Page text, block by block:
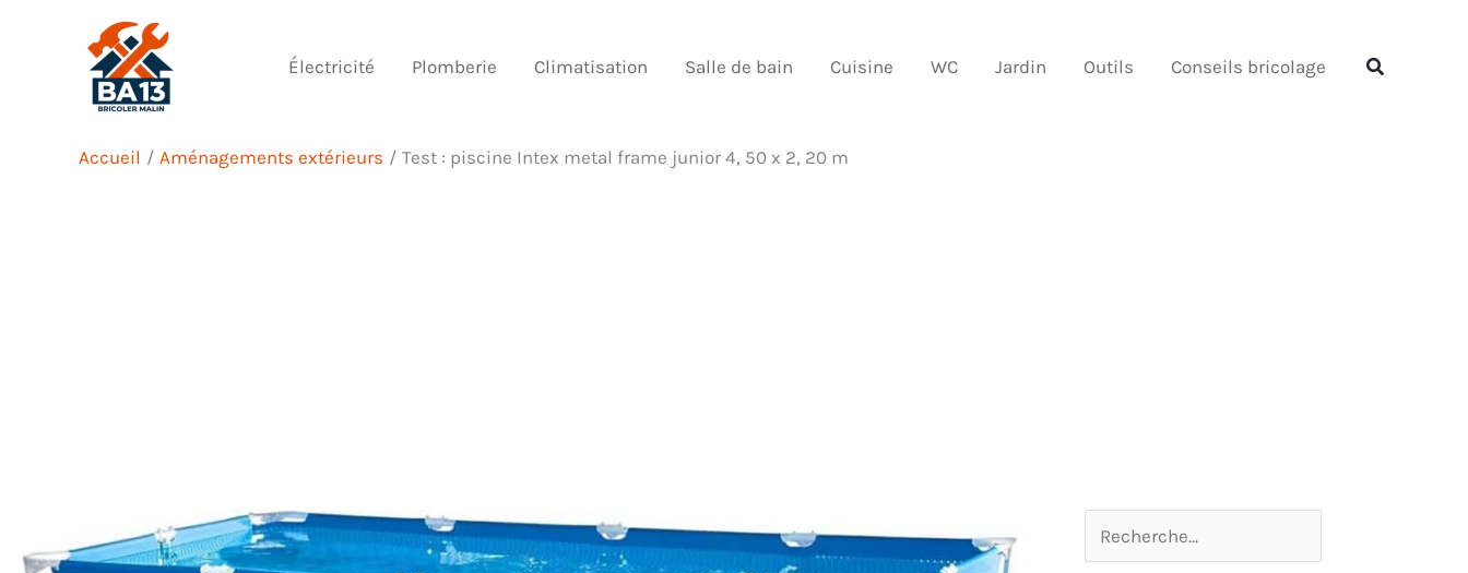
Électricité Plomberie Climatisation Salle de bain Cuisine WC Jardin Outils Conseils bricolage Rechercher
Accueil Aménagements extérieurs Test : piscine Intex metal frame junior 4, 50 x 2, 20 m